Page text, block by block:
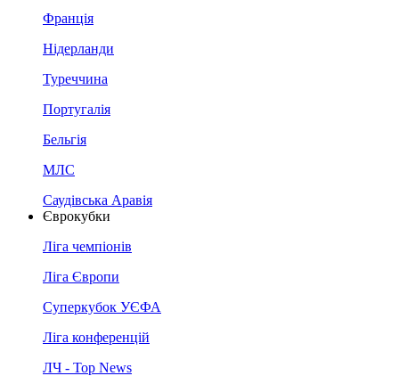
Франція
Нідерланди
Туреччина
Португалія
Бельгія
МЛС
Саудівська Аравія
Єврокубки
Ліга чемпіонів
Ліга Європи
Суперкубок УЄФА
Ліга конференцій
ЛЧ - Top News